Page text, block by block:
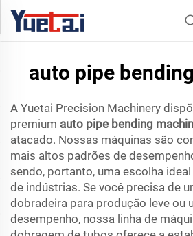
auto pipe
A Yuetai Precision Machinery
premium auto pipe bending
atacado. Nossas máquinas são
mais altos padrões de
sendo, portanto, uma escolha
de indústrias. Se você precisa de
dobradeira para produção leve ou
desempenho, nossa linha de